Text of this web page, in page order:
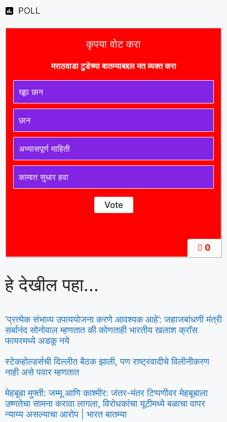
POLL
0
कृपया वोट करा
मराठवाडा टुडेच्या बातम्याबद्दल मत व्यक्त करा
खूप छान
छान
अभ्यासपूर्ण माहिती
कामात सुधार हवा
हे देखील पहा...
‘प्रत्येक संभाव्य उपाययोजना करणे आवश्यक आहे’: जहाजबांधणी मंत्री
सर्बानंद सोनोवाल म्हणतात की कोणताही भारतीय खलाश क्रॉस
फायरमध्ये अडकू नये
स्टेकहोल्डर्सची दिल्लीत बैठक झाली, पण राष्ट्रवादीचे विलीनीकरण
नाही असे पवार म्हणतात
मेहबूबा मुफ्ती: जम्मू आणि काश्मीर: जंतर-मंतर टिप्पणीवर मेहबूबाला
उष्णतेचा सामना करावा लागला, विरोधकांचा यूटीमध्ये बळाचा वापर
न्याय्य असल्याचा आरोप | भारत बातम्या